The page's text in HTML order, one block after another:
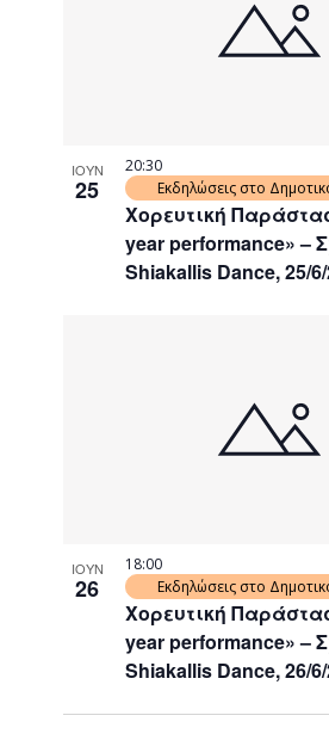
ΙΟΥΝ
25
Χορευτική
year performance» –
Shiakallis Dance, 25/
20:30
Εκδηλώσεις στο
ΙΟΥΝ
26
Χορευτική
year performance» –
Shiakallis Dance, 26/
18:00
Εκδηλώσεις στο